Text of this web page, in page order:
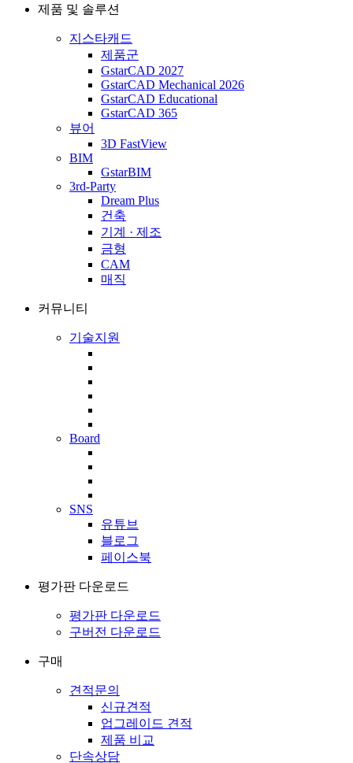
제품 및 솔루션
지스타캐드
제품군
GstarCAD 2027
GstarCAD Mechanical 2026
GstarCAD Educational
GstarCAD 365
뷰어
3D FastView
BIM
GstarBIM
3rd-Party
Dream Plus
건축
기계 · 제조
금형
CAM
매직
커뮤니티
기술지원
Board
SNS
유튜브
블로그
페이스북
평가판 다운로드
평가판 다운로드
구버전 다운로드
구매
견적문의
신규견적
업그레이드 견적
제품 비교
단속상담